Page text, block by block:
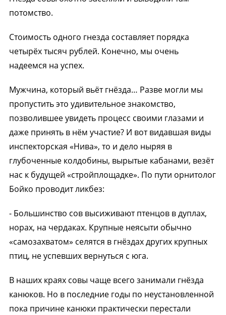
потомство.
Стоимость одного гнезда составляет порядка
четырёх тысяч рублей. Конечно, мы очень
надеемся на успех.
Мужчина, который вьёт гнёзда… Разве могли мы
пропустить это удивительное знакомство,
позволившее увидеть процесс своими глазами и
даже принять в нём участие? И вот видавшая виды
инспекторская «Нива», то и дело ныряя в
глубоченные колдобины, вырытые кабанами, везёт
нас к будущей «стройплощадке». По пути орнитолог
Бойко проводит ликбез:
- Большинство сов высиживают птенцов в дуплах,
норах, на чердаках. Крупные неясыти обычно
«самозахватом» селятся в гнёздах других крупных
птиц, не успевших вернуться с юга.
В наших краях совы чаще всего занимали гнёзда
канюков. Но в последние годы по неустановленной
пока причине канюки практически перестали